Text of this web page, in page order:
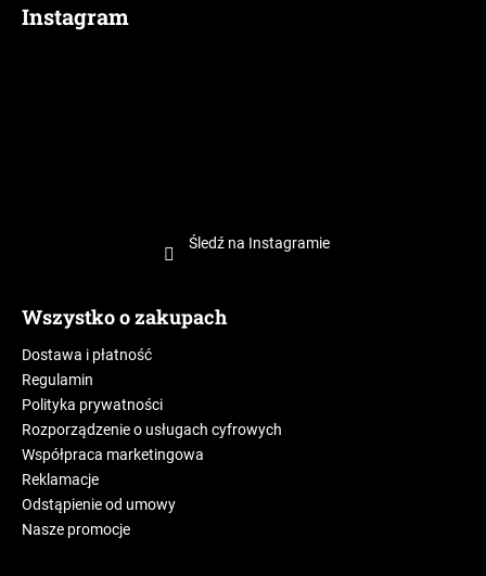
Instagram
Śledź na Instagramie
Wszystko o zakupach
Dostawa i płatność
Regulamin
Polityka prywatności
Rozporządzenie o usługach cyfrowych
Współpraca marketingowa
Reklamacje
Odstąpienie od umowy
Nasze promocje